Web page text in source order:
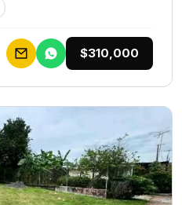
$310,000